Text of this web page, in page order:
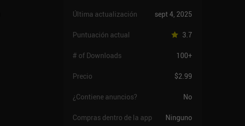
Última actualización sept 4, 2025
Puntuación actual 3.7
# of Downloads 100+
Precio $2.99
¿Contiene anuncios? No
Compras dentro de la app Ninguno